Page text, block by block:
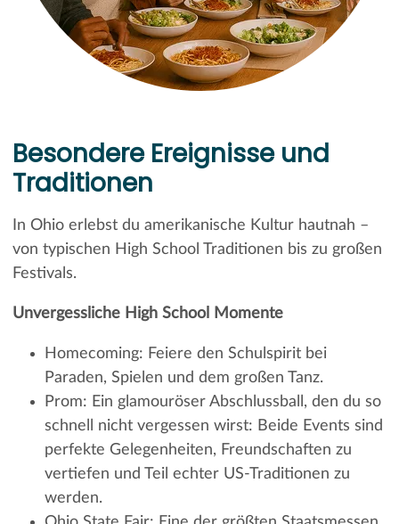
Besondere Ereignisse und
Traditionen
In Ohio erlebst du amerikanische Kultur hautnah –
von typischen High School Traditionen bis zu großen
Festivals.
Unvergessliche High School Momente
Homecoming: Feiere den Schulspirit bei
Paraden, Spielen und dem großen Tanz.
Prom: Ein glamouröser Abschlussball, den du so
schnell nicht vergessen wirst: Beide Events sind
perfekte Gelegenheiten, Freundschaften zu
vertiefen und Teil echter US-Traditionen zu
werden.